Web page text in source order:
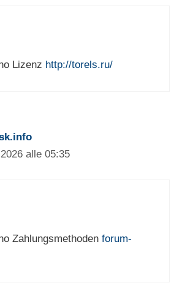
Lizenz http://torels.ru/
alle 05:35
Zahlungsmethoden forum-